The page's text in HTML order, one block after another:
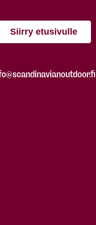
Siirry etusivulle